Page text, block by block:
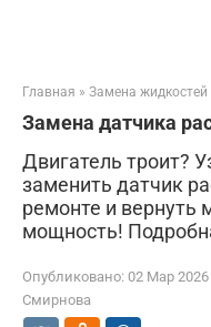
Главная » Замена жидкостей
Замена датчика
Двигатель троит?
заменить датчик
ремонте и
мощность!
Опубликовано: 02 Мар 2026
Смирнова